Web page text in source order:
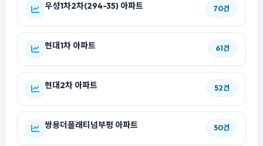
우성1차2차(294-35) 아파트 70건
현대1차 아파트 61건
현대2차 아파트 52건
쌍용더플래티넘부평 아파트 50건